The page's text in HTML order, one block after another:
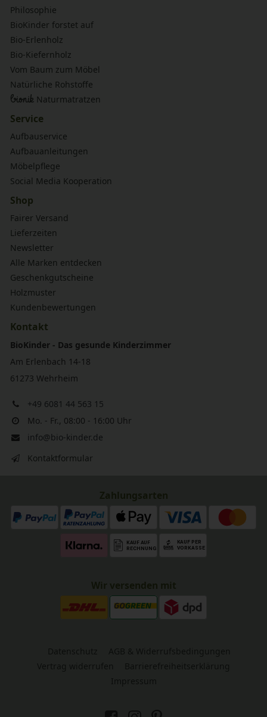
Philosophie
BioKinder forstet auf
Bio-Erlenholz
Bio-Kiefernholz
Vom Baum zum Möbel
Natürliche Rohstoffe
bionik Naturmatratzen
Service
Aufbauservice
Aufbauanleitungen
Möbelpflege
Social Media Kooperation
Shop
Fairer Versand
Lieferzeiten
Newsletter
Alle Marken entdecken
Geschenkgutscheine
Holzmuster
Kundenbewertungen
Kontakt
BioKinder - Das gesunde Kinderzimmer
Am Erlenbach 14-18
61273 Wehrheim
+49 6081 44 563 15
Mo. - Fr., 08:00 - 16:00 Uhr
info@bio-kinder.de
Kontaktformular
Zahlungsarten
Wir versenden mit